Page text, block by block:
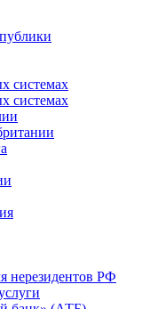
системах
системах
нерезидентов РФ